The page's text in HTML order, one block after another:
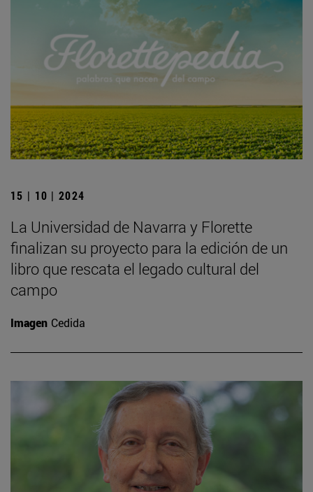
15 | 10 | 2024
La Universidad de Navarra y Florette
finalizan su proyecto para la edición de un
libro que rescata el legado cultural del
campo
Imagen Cedida